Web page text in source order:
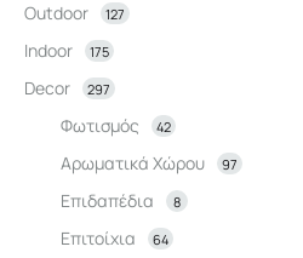
Outdoor 127
Indoor 175
Decor 297
Φωτισμός 42
Αρωματικά Χώρου 97
Επιδαπέδια 8
Επιτοίχια 64